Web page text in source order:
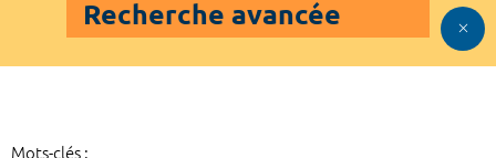
Recherche avancée
Mots-clés :